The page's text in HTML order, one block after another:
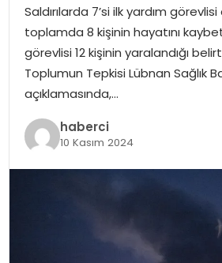
Saldırılarda 7’si ilk yardım
toplamda 8 kişinin hayatını
görevlisi 12 kişinin yaralandığı
Toplumun Tepkisi Lübnan Sağlık
açıklamasında,…
haberci
10 Kasım 2024